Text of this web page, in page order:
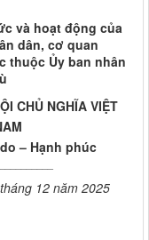
và hoạt động của
dân, cơ quan
thuộc Ủy ban nhân
CHỦ NGHĨA VIỆT
– Hạnh phúc
12 năm 2025